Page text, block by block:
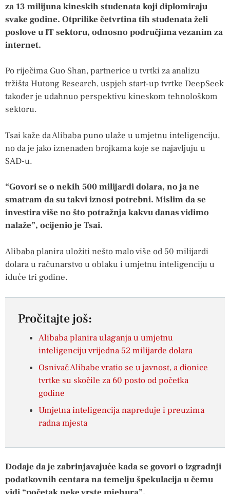
za 13 milijuna kineskih studenata koji diplomiraju
svake godine. Otprilike četvrtina tih studenata želi
poslove u IT sektoru, odnosno područjima vezanim za
internet.
Po riječima Guo Shan, partnerice u tvrtki za analizu
tržišta Hutong Research, uspjeh start-up tvrtke DeepSeek
također je udahnuo perspektivu kineskom tehnološkom
sektoru.
Tsai kaže da Alibaba puno ulaže u umjetnu inteligenciju,
no da je jako iznenađen brojkama koje se najavljuju u
SAD-u.
“Govori se o nekih 500 milijardi dolara, no ja ne
smatram da su takvi iznosi potrebni. Mislim da se
investira više no što potražnja kakvu danas vidimo
nalaže”, ocijenio je Tsai.
Alibaba planira uložiti nešto malo više od 50 milijardi
dolara u računarstvo u oblaku i umjetnu inteligenciju u
iduće tri godine.
Pročitajte još:
Alibaba planira ulaganja u umjetnu
inteligenciju vrijedna 52 milijarde dolara
Osnivač Alibabe vratio se u javnost, a dionice
tvrtke su skočile za 60 posto od početka
godine
Umjetna inteligencija napreduje i preuzima
radna mjesta
Dodaje da je zabrinjavajuće kada se govori o izgradnji
podatkovnih centara na temelju špekulacija u čemu